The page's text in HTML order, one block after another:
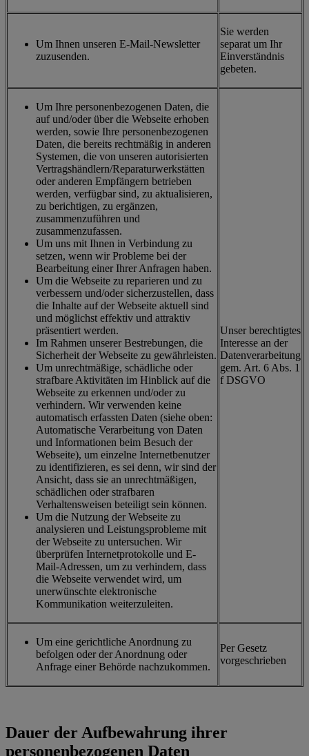
Um Ihnen unseren E-Mail-Newsletter
zuzusenden.
Sie werden
separat um Ihr
Einverständnis
gebeten.
Um Ihre personenbezogenen Daten, die
auf und/oder über die Webseite erhoben
werden, sowie Ihre personenbezogenen
Daten, die bereits rechtmäßig in anderen
Systemen, die von unseren autorisierten
Vertragshändlern/Reparaturwerkstätten
oder anderen Empfängern betrieben
werden, verfügbar sind, zu aktualisieren,
zu berichtigen, zu ergänzen,
zusammenzuführen und
zusammenzufassen.
Um uns mit Ihnen in Verbindung zu
setzen, wenn wir Probleme bei der
Bearbeitung einer Ihrer Anfragen haben.
Um die Webseite zu reparieren und zu
verbessern und/oder sicherzustellen, dass
die Inhalte auf der Webseite aktuell sind
und möglichst effektiv und attraktiv
präsentiert werden.
Im Rahmen unserer Bestrebungen, die
Sicherheit der Webseite zu gewährleisten.
Um unrechtmäßige, schädliche oder
strafbare Aktivitäten im Hinblick auf die
Webseite zu erkennen und/oder zu
verhindern. Wir verwenden keine
automatisch erfassten Daten (siehe oben:
Automatische Verarbeitung von Daten
und Informationen beim Besuch der
Webseite), um einzelne Internetbenutzer
zu identifizieren, es sei denn, wir sind der
Ansicht, dass sie an unrechtmäßigen,
schädlichen oder strafbaren
Verhaltensweisen beteiligt sein können.
Um die Nutzung der Webseite zu
analysieren und Leistungsprobleme mit
der Webseite zu untersuchen. Wir
überprüfen Internetprotokolle und E-
Mail-Adressen, um zu verhindern, dass
die Webseite verwendet wird, um
unerwünschte elektronische
Kommunikation weiterzuleiten.
Unser berechtigtes
Interesse an der
Datenverarbeitung
gem. Art. 6 Abs. 1
f DSGVO
Um eine gerichtliche Anordnung zu
befolgen oder der Anordnung oder
Anfrage einer Behörde nachzukommen.
Per Gesetz
vorgeschrieben
Dauer der Aufbewahrung ihrer
personenbezogenen Daten